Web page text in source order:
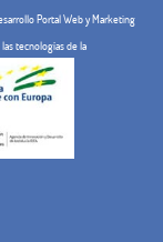
Portal Web y Marketing
tecnologías de la